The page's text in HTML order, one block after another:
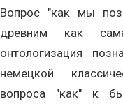
Вопрос "как мы
древним как
онтологизация
немецкой
вопроса "как" к